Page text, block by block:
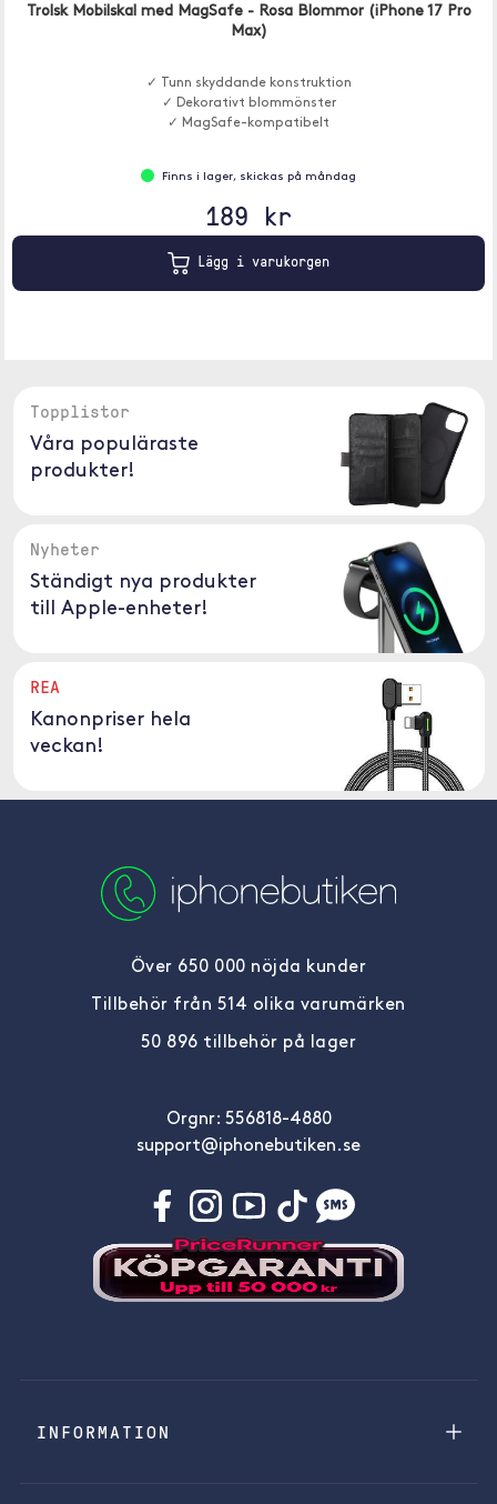
Trolsk Mobilskal med MagSafe - Rosa Blommor (iPhone 17 Pro
Max)
✓ Tunn skyddande konstruktion
✓ Dekorativt blommönster
✓ MagSafe-kompatibelt
Finns i lager, skickas på måndag
189 kr
Lägg i varukorgen
Topplistor
Våra populäraste
produkter!
Nyheter
Ständigt nya produkter
till Apple-enheter!
REA
Kanonpriser hela
veckan!
Över 650 000 nöjda kunder
Tillbehör från 514 olika varumärken
50 896 tillbehör på lager
Orgnr: 556818-4880
support@iphonebutiken.se
INFORMATION